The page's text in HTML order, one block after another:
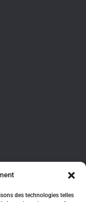
des technologies telles